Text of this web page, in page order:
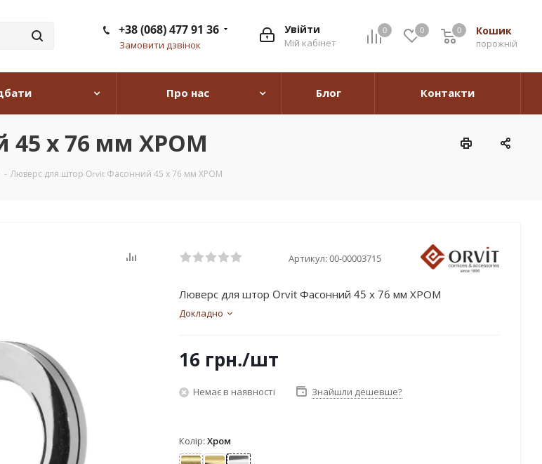
0 0 Кошик
0
порожній
0
Увійти
Мій кабінет
+38 (068) 477 91 36
Замовити дзвінок
Про нас Блог Контакти
45 х 76 мм ХРОМ
- Люверс для штор Orvit Фасонний 45 х 76 мм ХРОМ
Артикул:00-00003715
Люверс для штор Orvit Фасонний 45 х 76 мм ХРОМ
Докладно
16 грн./шт
Немає в наявності Знайшли дешевше?
Колір:Хром